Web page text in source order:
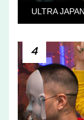
ULTRA
4